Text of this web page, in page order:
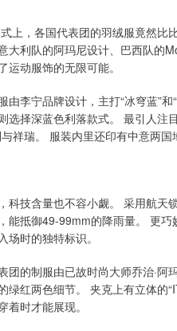
上，各国代表团的羽绒服竟然比
大利队的阿玛尼设计、巴西队的
动服饰的无限可能。
由李宁品牌设计，主打“冰穹蓝”
选择深蓝色利落款式。 最引人注
祥瑞。 服装内里还印有中意两
科技含量也不容小觑。 采用航
能抵御49-99mm的降雨量。 更
场时的独特标识。
团的制服由已故时尚大师乔治·
绿红两色细节。 夹克上有立体的
着时才能展现。